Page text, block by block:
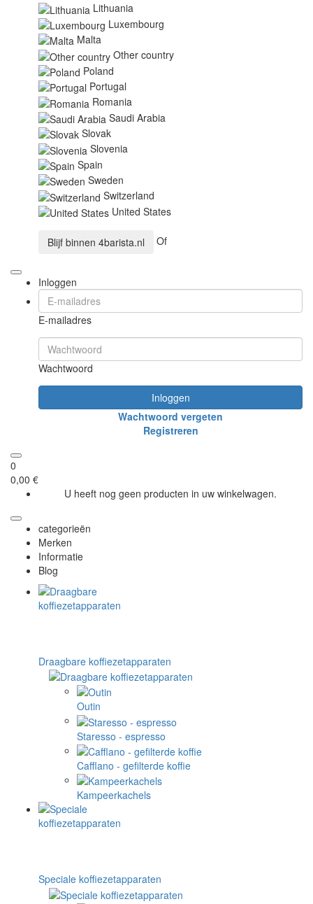
Lithuania
Luxembourg
Malta
Other country
Poland
Portugal
Romania
Saudi Arabia
Slovak
Slovenia
Spain
Sweden
Switzerland
United States
Blijf binnen 4barista.nl Of
Inloggen
E-mailadres
Wachtwoord
Inloggen
Wachtwoord vergeten
Registreren
0
0,00 €
U heeft nog geen producten in uw winkelwagen.
categorieën
Merken
Informatie
Blog
Draagbare koffiezetapparaten
Outin
Staresso - espresso
Cafflano - gefilterde koffie
Kampeerkachels
Speciale koffiezetapparaten